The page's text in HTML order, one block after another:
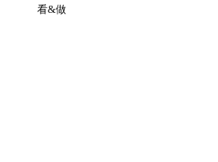
看&做